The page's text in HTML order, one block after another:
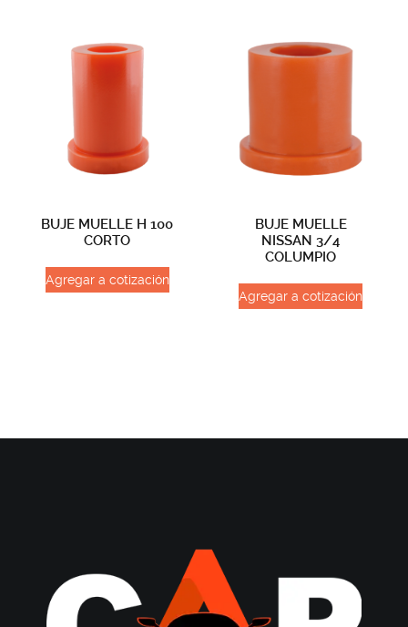
BUJE MUELLE H 100
CORTO
Agregar a cotización
BUJE MUELLE
NISSAN 3/4
COLUMPIO
Agregar a cotización